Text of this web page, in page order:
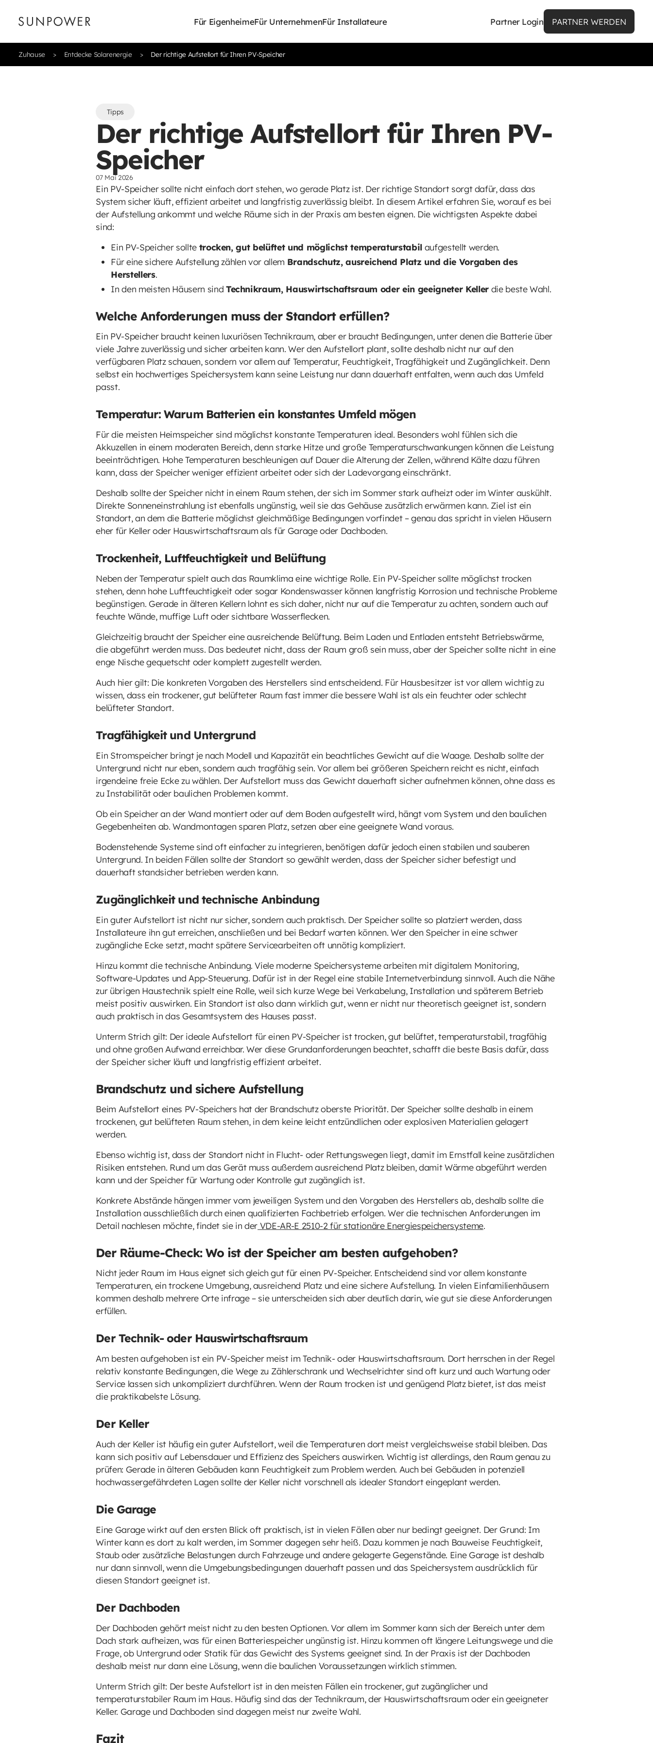
Für EigenheimeFür UnternehmenFür Installateure Partner Login PARTNER WERDEN
Zuhause Entdecke Solarenergie Der richtige Aufstellort für Ihren PV-Speicher
Tipps
Der richtige Aufstellort für Ihren PV-
Speicher
07 Mai 2026
Ein PV-Speicher sollte nicht einfach dort stehen, wo gerade Platz ist. Der richtige Standort sorgt dafür, dass das
System sicher läuft, effizient arbeitet und langfristig zuverlässig bleibt. In diesem Artikel erfahren Sie, worauf es bei
der Aufstellung ankommt und welche Räume sich in der Praxis am besten eignen. Die wichtigsten Aspekte dabei
sind:
Ein PV-Speicher sollte trocken, gut belüftet und möglichst temperaturstabilaufgestellt werden.
Für eine sichere Aufstellung zählen vor allem Brandschutz, ausreichend Platz und die Vorgaben des
Herstellers.
In den meisten Häusern sind Technikraum, Hauswirtschaftsraum oder ein geeigneter Kellerdie beste Wahl.
Welche Anforderungen muss der Standort erfüllen?
Ein PV-Speicher braucht keinen luxuriösen Technikraum, aber er braucht Bedingungen, unter denen die Batterie über
viele Jahre zuverlässig und sicher arbeiten kann. Wer den Aufstellort plant, sollte deshalb nicht nur auf den
verfügbaren Platz schauen, sondern vor allem auf Temperatur, Feuchtigkeit, Tragfähigkeit und Zugänglichkeit. Denn
selbst ein hochwertiges Speichersystem kann seine Leistung nur dann dauerhaft entfalten, wenn auch das Umfeld
passt.
Temperatur: Warum Batterien ein konstantes Umfeld mögen
Für die meisten Heimspeicher sind möglichst konstante Temperaturen ideal. Besonders wohl fühlen sich die
Akkuzellen in einem moderaten Bereich, denn starke Hitze und große Temperaturschwankungen können die Leistung
beeinträchtigen. Hohe Temperaturen beschleunigen auf Dauer die Alterung der Zellen, während Kälte dazu führen
kann, dass der Speicher weniger effizient arbeitet oder sich der Ladevorgang einschränkt.
Deshalb sollte der Speicher nicht in einem Raum stehen, der sich im Sommer stark aufheizt oder im Winter auskühlt.
Direkte Sonneneinstrahlung ist ebenfalls ungünstig, weil sie das Gehäuse zusätzlich erwärmen kann. Ziel ist ein
Standort, an dem die Batterie möglichst gleichmäßige Bedingungen vorfindet – genau das spricht in vielen Häusern
eher für Keller oder Hauswirtschaftsraum als für Garage oder Dachboden.
Trockenheit, Luftfeuchtigkeit und Belüftung
Neben der Temperatur spielt auch das Raumklima eine wichtige Rolle. Ein PV-Speicher sollte möglichst trocken
stehen, denn hohe Luftfeuchtigkeit oder sogar Kondenswasser können langfristig Korrosion und technische Probleme
begünstigen. Gerade in älteren Kellern lohnt es sich daher, nicht nur auf die Temperatur zu achten, sondern auch auf
feuchte Wände, muffige Luft oder sichtbare Wasserflecken.
Gleichzeitig braucht der Speicher eine ausreichende Belüftung. Beim Laden und Entladen entsteht Betriebswärme,
die abgeführt werden muss. Das bedeutet nicht, dass der Raum groß sein muss, aber der Speicher sollte nicht in eine
enge Nische gequetscht oder komplett zugestellt werden.
Auch hier gilt: Die konkreten Vorgaben des Herstellers sind entscheidend. Für Hausbesitzer ist vor allem wichtig zu
wissen, dass ein trockener, gut belüfteter Raum fast immer die bessere Wahl ist als ein feuchter oder schlecht
belüfteter Standort.
Tragfähigkeit und Untergrund
Ein Stromspeicher bringt je nach Modell und Kapazität ein beachtliches Gewicht auf die Waage. Deshalb sollte der
Untergrund nicht nur eben, sondern auch tragfähig sein. Vor allem bei größeren Speichern reicht es nicht, einfach
irgendeine freie Ecke zu wählen. Der Aufstellort muss das Gewicht dauerhaft sicher aufnehmen können, ohne dass es
zu Instabilität oder baulichen Problemen kommt.
Ob ein Speicher an der Wand montiert oder auf dem Boden aufgestellt wird, hängt vom System und den baulichen
Gegebenheiten ab. Wandmontagen sparen Platz, setzen aber eine geeignete Wand voraus.
Bodenstehende Systeme sind oft einfacher zu integrieren, benötigen dafür jedoch einen stabilen und sauberen
Untergrund. In beiden Fällen sollte der Standort so gewählt werden, dass der Speicher sicher befestigt und
dauerhaft standsicher betrieben werden kann.
Zugänglichkeit und technische Anbindung
Ein guter Aufstellort ist nicht nur sicher, sondern auch praktisch. Der Speicher sollte so platziert werden, dass
Installateure ihn gut erreichen, anschließen und bei Bedarf warten können. Wer den Speicher in eine schwer
zugängliche Ecke setzt, macht spätere Servicearbeiten oft unnötig kompliziert.
Hinzu kommt die technische Anbindung. Viele moderne Speichersysteme arbeiten mit digitalem Monitoring,
Software-Updates und App-Steuerung. Dafür ist in der Regel eine stabile Internetverbindung sinnvoll. Auch die Nähe
zur übrigen Haustechnik spielt eine Rolle, weil sich kurze Wege bei Verkabelung, Installation und späterem Betrieb
meist positiv auswirken. Ein Standort ist also dann wirklich gut, wenn er nicht nur theoretisch geeignet ist, sondern
auch praktisch in das Gesamtsystem des Hauses passt.
Unterm Strich gilt: Der ideale Aufstellort für einen PV-Speicher ist trocken, gut belüftet, temperaturstabil, tragfähig
und ohne großen Aufwand erreichbar. Wer diese Grundanforderungen beachtet, schafft die beste Basis dafür, dass
der Speicher sicher läuft und langfristig effizient arbeitet.
Brandschutz und sichere Aufstellung
Beim Aufstellort eines PV-Speichers hat der Brandschutz oberste Priorität. Der Speicher sollte deshalb in einem
trockenen, gut belüfteten Raum stehen, in dem keine leicht entzündlichen oder explosiven Materialien gelagert
werden.
Ebenso wichtig ist, dass der Standort nicht in Flucht- oder Rettungswegen liegt, damit im Ernstfall keine zusätzlichen
Risiken entstehen. Rund um das Gerät muss außerdem ausreichend Platz bleiben, damit Wärme abgeführt werden
kann und der Speicher für Wartung oder Kontrolle gut zugänglich ist.
Konkrete Abstände hängen immer vom jeweiligen System und den Vorgaben des Herstellers ab, deshalb sollte die
Installation ausschließlich durch einen qualifizierten Fachbetrieb erfolgen. Wer die technischen Anforderungen im
Detail nachlesen möchte, findet sie in der VDE-AR-E 2510-2 für stationäre Energiespeichersysteme.
Der Räume-Check: Wo ist der Speicher am besten aufgehoben?
Nicht jeder Raum im Haus eignet sich gleich gut für einen PV-Speicher. Entscheidend sind vor allem konstante
Temperaturen, ein trockene Umgebung, ausreichend Platz und eine sichere Aufstellung. In vielen Einfamilienhäusern
kommen deshalb mehrere Orte infrage – sie unterscheiden sich aber deutlich darin, wie gut sie diese Anforderungen
erfüllen.
Der Technik- oder Hauswirtschaftsraum
Am besten aufgehoben ist ein PV-Speicher meist im Technik- oder Hauswirtschaftsraum. Dort herrschen in der Regel
relativ konstante Bedingungen, die Wege zu Zählerschrank und Wechselrichter sind oft kurz und auch Wartung oder
Service lassen sich unkompliziert durchführen. Wenn der Raum trocken ist und genügend Platz bietet, ist das meist
die praktikabelste Lösung.
Der Keller
Auch der Keller ist häufig ein guter Aufstellort, weil die Temperaturen dort meist vergleichsweise stabil bleiben. Das
kann sich positiv auf Lebensdauer und Effizienz des Speichers auswirken. Wichtig ist allerdings, den Raum genau zu
prüfen: Gerade in älteren Gebäuden kann Feuchtigkeit zum Problem werden. Auch bei Gebäuden in potenziell
hochwassergefährdeten Lagen sollte der Keller nicht vorschnell als idealer Standort eingeplant werden.
Die Garage
Eine Garage wirkt auf den ersten Blick oft praktisch, ist in vielen Fällen aber nur bedingt geeignet. Der Grund: Im
Winter kann es dort zu kalt werden, im Sommer dagegen sehr heiß. Dazu kommen je nach Bauweise Feuchtigkeit,
Staub oder zusätzliche Belastungen durch Fahrzeuge und andere gelagerte Gegenstände. Eine Garage ist deshalb
nur dann sinnvoll, wenn die Umgebungsbedingungen dauerhaft passen und das Speichersystem ausdrücklich für
diesen Standort geeignet ist.
Der Dachboden
Der Dachboden gehört meist nicht zu den besten Optionen. Vor allem im Sommer kann sich der Bereich unter dem
Dach stark aufheizen, was für einen Batteriespeicher ungünstig ist. Hinzu kommen oft längere Leitungswege und die
Frage, ob Untergrund oder Statik für das Gewicht des Systems geeignet sind. In der Praxis ist der Dachboden
deshalb meist nur dann eine Lösung, wenn die baulichen Voraussetzungen wirklich stimmen.
Unterm Strich gilt: Der beste Aufstellort ist in den meisten Fällen ein trockener, gut zugänglicher und
temperaturstabiler Raum im Haus. Häufig sind das der Technikraum, der Hauswirtschaftsraum oder ein geeigneter
Keller. Garage und Dachboden sind dagegen meist nur zweite Wahl.
Fazit